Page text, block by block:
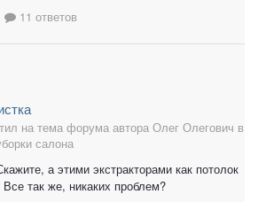
11 ответов
на тема форума автора Олег Олегович в
салона
а этими экстракторами как потолок
так же, никаких проблем?